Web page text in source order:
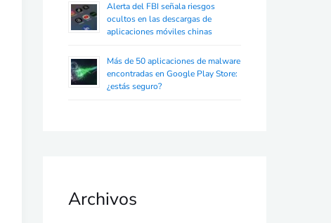
Alerta del FBI señala riesgos
ocultos en las descargas de
aplicaciones móviles chinas
Más de 50 aplicaciones de malware
encontradas en Google Play Store:
¿estás seguro?
Archivos